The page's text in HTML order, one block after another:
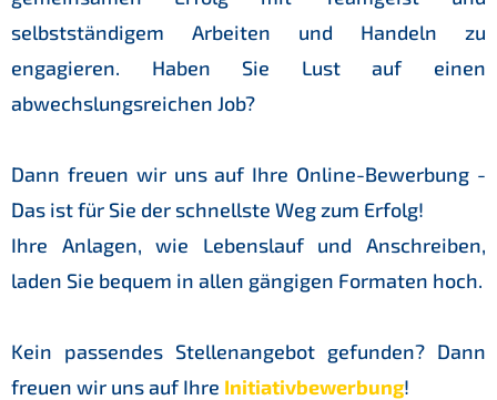
selbstständigem Arbeiten und Handeln zu
engagieren. Haben Sie Lust auf einen
abwechslungsreichen Job?
Dann freuen wir uns auf Ihre Online-Bewerbung -
Das ist für Sie der schnellste Weg zum Erfolg!
Ihre Anlagen, wie Lebenslauf und Anschreiben,
laden Sie bequem in allen gängigen Formaten hoch.
Kein passendes Stellenangebot gefunden? Dann
freuen wir uns auf Ihre Initiativbewerbung!